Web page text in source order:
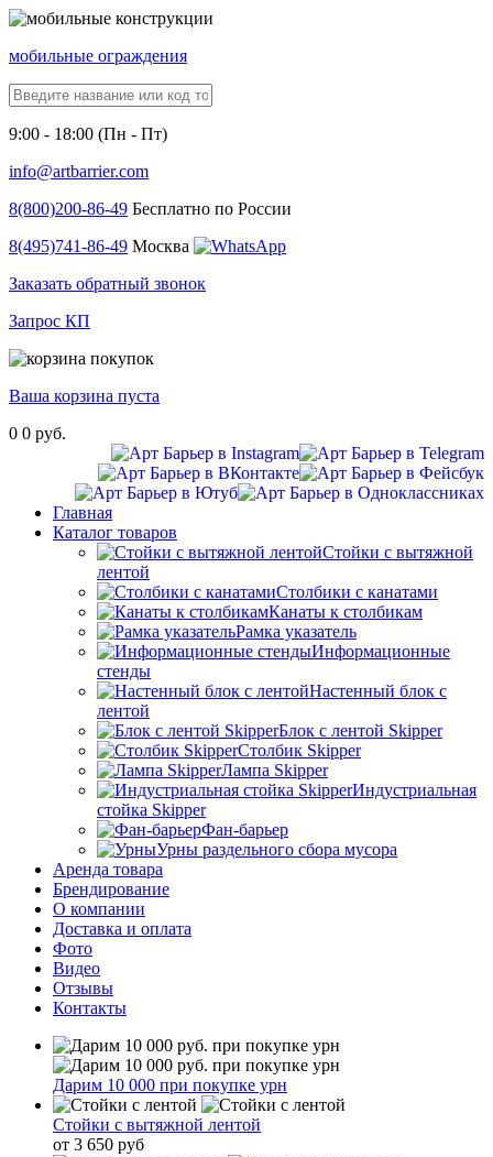
мобильные ограждения
9:00 - 18:00 (Пн - Пт)
info@artbarrier.com
8(800)200-86-49 Бесплатно по России
8(495)741-86-49 Москва
Заказать обратный звонок
Запрос КП
Ваша корзина пуста
0 0 руб.
Главная
Каталог товаров
Стойки с вытяжной
лентой
Столбики с канатами
Канаты к столбикам
Рамка указатель
Информационные
стенды
Настенный блок с
лентой
Блок с лентой Skipper
Столбик Skipper
Лампа Skipper
Индустриальная
стойка Skipper
Фан-барьер
Урны раздельного сбора мусора
Аренда товара
Брендирование
О компании
Доставка и оплата
Фото
Видео
Отзывы
Контакты
Дарим 10 000 при покупке урн
Стойки с вытяжной лентой
от 3 650 руб